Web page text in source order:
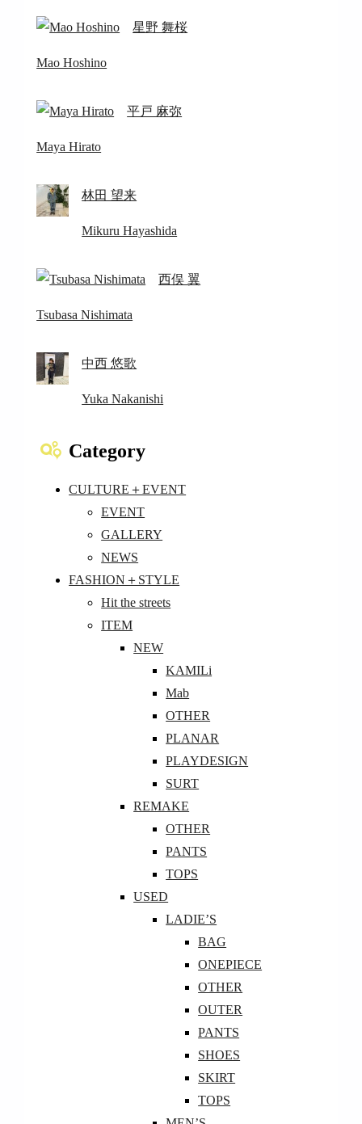
星野 舞桜
Mao Hoshino
平戸 麻弥
Maya Hirato
林田 望来
Mikuru Hayashida
西俣 翼
Tsubasa Nishimata
中西 悠歌
Yuka Nakanishi
Category
CULTURE＋EVENT
EVENT
GALLERY
NEWS
FASHION＋STYLE
Hit the streets
ITEM
NEW
KAMILi
Mab
OTHER
PLANAR
PLAYDESIGN
SURT
REMAKE
OTHER
PANTS
TOPS
USED
LADIE’S
BAG
ONEPIECE
OTHER
OUTER
PANTS
SHOES
SKIRT
TOPS